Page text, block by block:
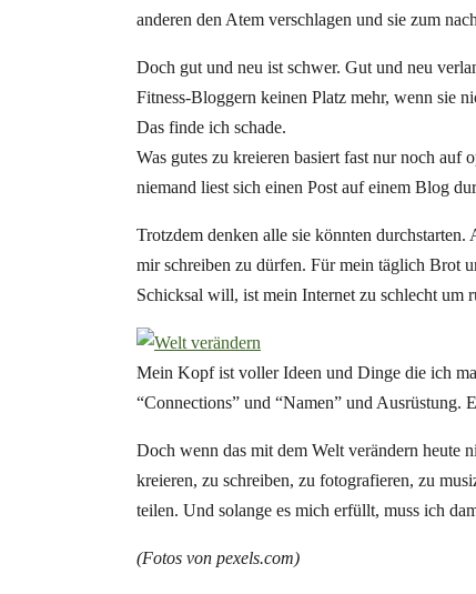
anderen den Atem verschlagen und sie zum
Doch gut und neu ist schwer. Gut und neu
Fitness-Bloggern keinen Platz mehr, wenn sie
Das finde ich schade.
Was gutes zu kreieren basiert fast nur noch
niemand liest sich einen Post auf einem Blog
Trotzdem denken alle sie könnten
mir schreiben zu dürfen. Für mein täglich Brot
Schicksal will, ist mein Internet zu schlecht um
Mein Kopf ist voller Ideen und Dinge die ich
“Connections” und “Namen” und
Doch wenn das mit dem Welt verändern heute
kreieren, zu schreiben, zu fotografieren, zu
teilen. Und solange es mich erfüllt, muss ich
(Fotos von pexels.com)